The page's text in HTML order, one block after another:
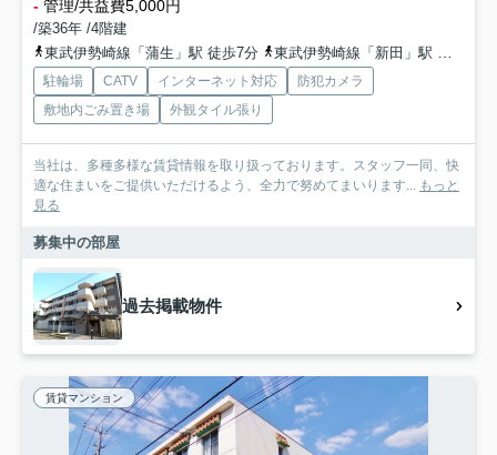
- 管理/共益費5,000円
/築36年 /4階建
東武伊勢崎線「蒲生」駅 徒歩7分
東武伊勢崎線「新田」駅 徒歩20分
駐輪場 CATV インターネット対応
防犯カメラ
敷地内ごみ置き場
外観タイル張り
当社は、多種多様な賃貸情報を取り扱っております。スタッフ一同、快
適な住まいをご提供いただけるよう、全力で努めてまいります... もっと
見る
募集中の部屋
過去掲載物件
賃貸マンション